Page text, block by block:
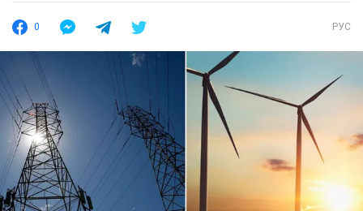
0 РУС